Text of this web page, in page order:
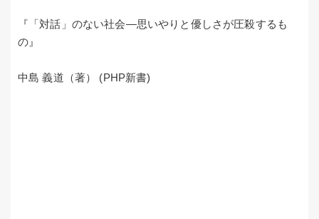
『「対話」のない社会―思いやりと優しさが圧殺するも
の』
中島 義道（著） (PHP新書)